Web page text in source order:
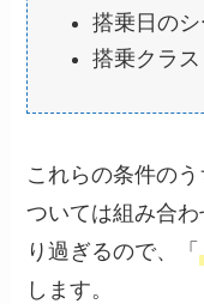
搭乗日の
搭乗クラス
これらの条件の
ついては組み合
り過ぎるので、「
します。